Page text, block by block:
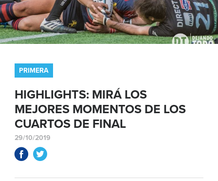
PRIMERA
HIGHLIGHTS: MIRÁ LOS
MEJORES MOMENTOS DE LOS
CUARTOS DE FINAL
29/10/2019